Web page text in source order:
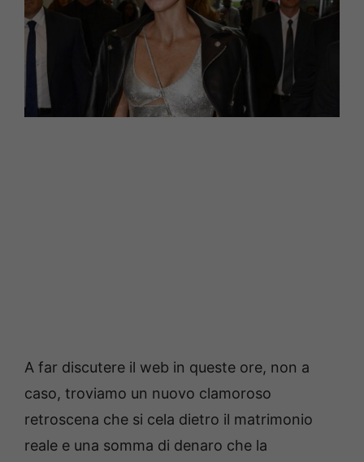
A far discutere il web in queste ore, non a
caso, troviamo un nuovo clamoroso
retroscena che si cela dietro il matrimonio
reale e una somma di denaro che la